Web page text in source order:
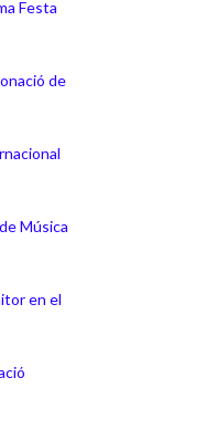
Festa
de
Música
en el